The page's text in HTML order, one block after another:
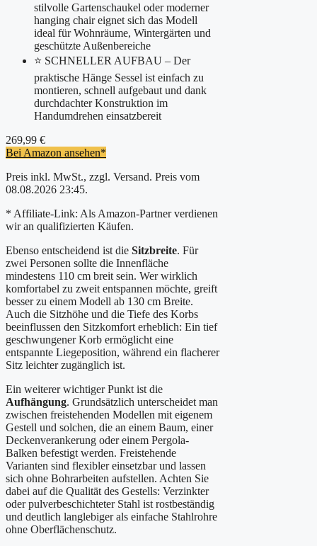
stilvolle Gartenschaukel oder moderner
hanging chair eignet sich das Modell
ideal für Wohnräume, Wintergärten und
geschützte Außenbereiche
⭐ SCHNELLER AUFBAU – Der
praktische Hänge Sessel ist einfach zu
montieren, schnell aufgebaut und dank
durchdachter Konstruktion im
Handumdrehen einsatzbereit
269,99 €
Bei Amazon ansehen*
Preis inkl. MwSt., zzgl. Versand. Preis vom
08.08.2026 23:45.
* Affiliate-Link: Als Amazon-Partner verdienen
wir an qualifizierten Käufen.
Ebenso entscheidend ist die Sitzbreite. Für
zwei Personen sollte die Innenfläche
mindestens 110 cm breit sein. Wer wirklich
komfortabel zu zweit entspannen möchte, greift
besser zu einem Modell ab 130 cm Breite.
Auch die Sitzhöhe und die Tiefe des Korbs
beeinflussen den Sitzkomfort erheblich: Ein tief
geschwungener Korb ermöglicht eine
entspannte Liegeposition, während ein flacherer
Sitz leichter zugänglich ist.
Ein weiterer wichtiger Punkt ist die
Aufhängung. Grundsätzlich unterscheidet man
zwischen freistehenden Modellen mit eigenem
Gestell und solchen, die an einem Baum, einer
Deckenverankerung oder einem Pergola-
Balken befestigt werden. Freistehende
Varianten sind flexibler einsetzbar und lassen
sich ohne Bohrarbeiten aufstellen. Achten Sie
dabei auf die Qualität des Gestells: Verzinkter
oder pulverbeschichteter Stahl ist rostbeständig
und deutlich langlebiger als einfache Stahlrohre
ohne Oberflächenschutz.